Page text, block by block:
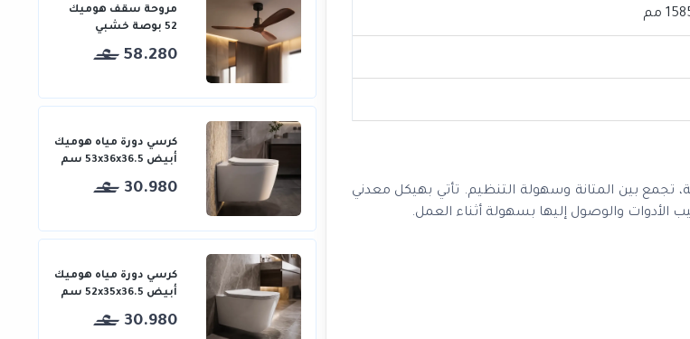
تجمع بين المتانة وسهولة التنظيم. تأتي بهيكل معدني
مروحة سقف هوميك
52 بوصة خشبي
58.280
كرسي دورة مياه هوميك
أبيض 53x36x36.5 سم
30.980
كرسي دورة مياه هوميك
أبيض 52x35x36.5 سم
30.980